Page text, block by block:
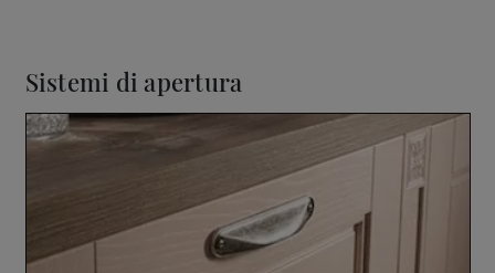
Sistemi di apertura